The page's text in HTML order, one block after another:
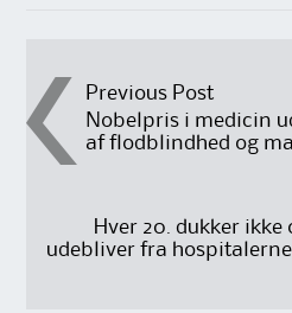
Post
navigation
Previous Post
Nobelpris i medicin
af flodblindhed og
Hver 20. dukker
udebliver fra